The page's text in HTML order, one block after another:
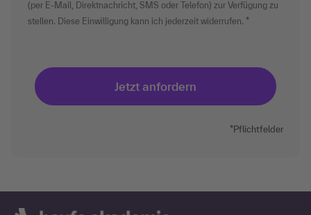
(per E-Mail, Direktnachricht, SMS oder Telefon) zur Verfügung zu
stellen. Diese Einwilligung kann ich jederzeit widerrufen.
*Pflichtfelder